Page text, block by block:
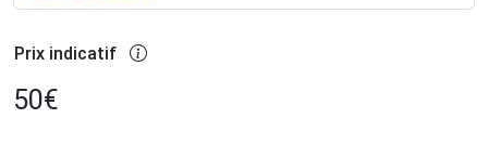
Prix indicatif
50€